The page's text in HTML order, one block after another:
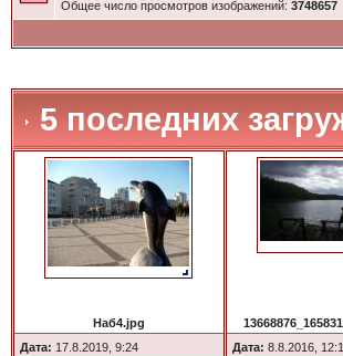
Общее число просмотров изображений: 3748657
5 последних
Наб4.jpg
Дата: 17.8.2019, 9:24
Дата: 8.8.2016,